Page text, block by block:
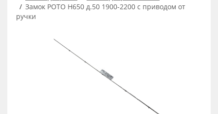
Замок РОТО H650 д.50 1900-2200 с приводом от
ручки